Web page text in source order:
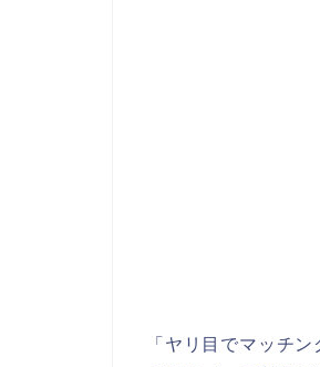
「ヤリ目でマッチ